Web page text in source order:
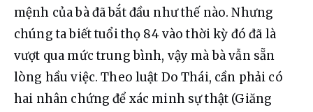
mệnh của bà đã bắt đầu như thế nào. Nhưng
chúng ta biết tuổi thọ 84 vào thời kỳ đó đã là
vượt qua mức trung bình, vậy mà bà vẫn sẵn
lòng hầu việc. Theo luật Do Thái, cần phải có
hai nhân chứng để xác minh sự thật (Giăng